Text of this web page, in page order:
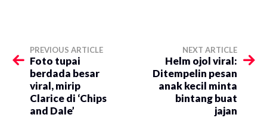
PREVIOUS ARTICLE
Foto tupai
berdada besar
viral, mirip
Clarice di ‘Chips
and Dale’
NEXT ARTICLE
Helm ojol viral:
Ditempelin pesan
anak kecil minta
bintang buat
jajan